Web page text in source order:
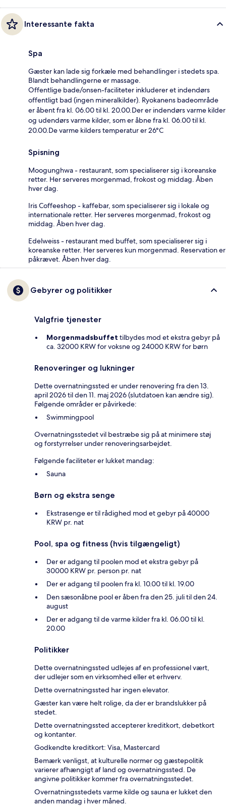
Interessante fakta
Spa
Gæster kan lade sig forkæle med behandlinger i stedets spa.
Blandt behandlingerne er massage.
Offentlige bade/onsen-faciliteter inkluderer et indendørs
offentligt bad (ingen mineralkilder). Ryokanens badeområde
er åbent fra kl. 06.00 til kl. 20.00.Der er indendørs varme kilder
og udendørs varme kilder, som er åbne fra kl. 06.00 til kl.
20.00.De varme kilders temperatur er 26°C
Spisning
Moogunghwa - restaurant, som specialiserer sig i koreanske
retter. Her serveres morgenmad, frokost og middag. Åben
hver dag.
Iris Coffeeshop - kaffebar, som specialiserer sig i lokale og
internationale retter. Her serveres morgenmad, frokost og
middag. Åben hver dag.
Edelweiss - restaurant med buffet, som specialiserer sig i
koreanske retter. Her serveres kun morgenmad. Reservation er
påkrævet. Åben hver dag.
Gebyrer og politikker
Valgfrie tjenester
Morgenmadsbuffet tilbydes mod et ekstra gebyr på
ca. 32000 KRW for voksne og 24000 KRW for børn
Renoveringer og lukninger
Dette overnatningssted er under renovering fra den 13.
april 2026 til den 11. maj 2026 (slutdatoen kan ændre sig).
Følgende områder er påvirkede:
Swimmingpool
Overnatningsstedet vil bestræbe sig på at minimere støj
og forstyrrelser under renoveringsarbejdet.
Følgende faciliteter er lukket mandag:
Sauna
Børn og ekstra senge
Ekstrasenge er til rådighed mod et gebyr på 40000
KRW pr. nat
Pool, spa og fitness (hvis tilgængeligt)
Der er adgang til poolen mod et ekstra gebyr på
30000 KRW pr. person pr. nat
Der er adgang til poolen fra kl. 10.00 til kl. 19.00
Den sæsonåbne pool er åben fra den 25. juli til den 24.
august
Der er adgang til de varme kilder fra kl. 06.00 til kl.
20.00
Politikker
Dette overnatningssted udlejes af en professionel vært,
der udlejer som en virksomhed eller et erhverv.
Dette overnatningssted har ingen elevator.
Gæster kan være helt rolige, da der er brandslukker på
stedet.
Dette overnatningssted accepterer kreditkort, debetkort
og kontanter.
Godkendte kreditkort: Visa, Mastercard
Bemærk venligst, at kulturelle normer og gæstepolitik
varierer afhængigt af land og overnatningssted. De
angivne politikker kommer fra overnatningsstedet.
Overnatningsstedets varme kilde og sauna er lukket den
anden mandag i hver måned.